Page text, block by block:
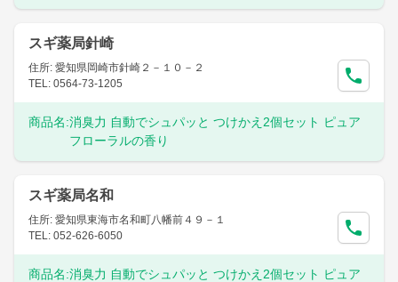
スギ薬局針崎
住所: 愛知県岡崎市針崎２－１０－２
TEL: 0564-73-1205
商品名:消臭力 自動でシュパッと つけかえ2個セット ピュア
フローラルの香り
スギ薬局名和
住所: 愛知県東海市名和町八幡前４９－１
TEL: 052-626-6050
商品名:消臭力 自動でシュパッと つけかえ2個セット ピュア